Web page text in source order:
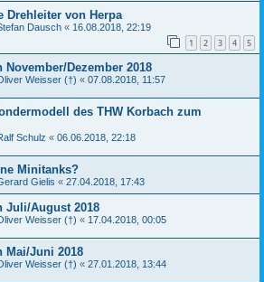
Drehleiter von Herpa
Dausch « 16.08.2018, 22:19
1 2 3 4 5
November/Dezember 2018
Weisser (†) « 07.08.2018, 11:57
des THW Korbach zum
Schulz « 06.06.2018, 22:18
Minitanks?
Gielis « 27.04.2018, 17:43
Juli/August 2018
Weisser (†) « 17.04.2018, 00:05
Mai/Juni 2018
Weisser (†) « 27.01.2018, 13:44